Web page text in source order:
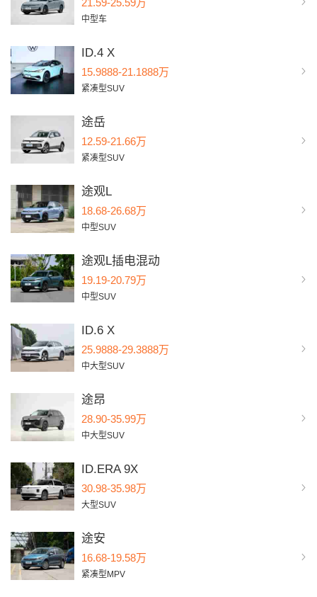
21.59-25.59万
中型车
ID.4 X
15.9888-21.1888万
紧凑型SUV
途岳
12.59-21.66万
紧凑型SUV
途观L
18.68-26.68万
中型SUV
途观L插电混动
19.19-20.79万
中型SUV
ID.6 X
25.9888-29.3888万
中大型SUV
途昂
28.90-35.99万
中大型SUV
ID.ERA 9X
30.98-35.98万
大型SUV
途安
16.68-19.58万
紧凑型MPV